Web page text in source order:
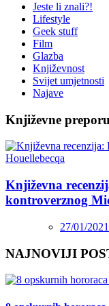
Jeste li znali?!
Lifestyle
Geek stuff
Film
Glazba
Književnost
Svijet umjetnosti
Najave
Književne
Književna
kontroverznog
27/01/2021
NAJNOVIJI